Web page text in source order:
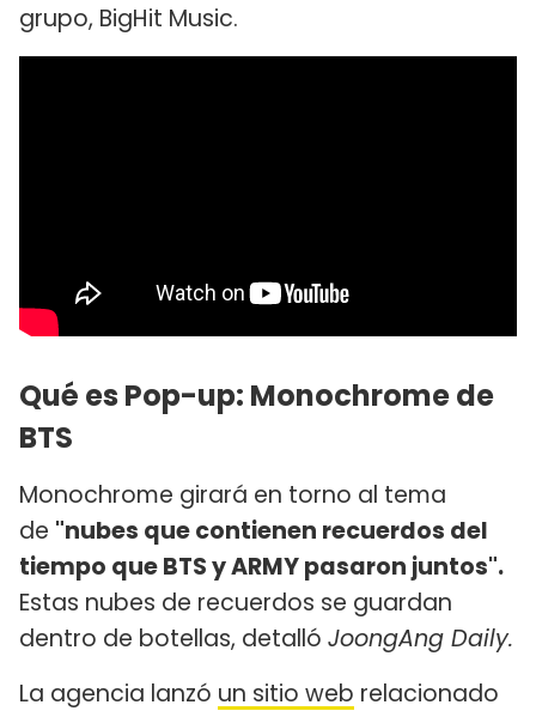
grupo, BigHit Music.
Qué es Pop-up: Monochrome de
BTS
Monochrome girará en torno al tema
de "nubes que contienen recuerdos del
tiempo que BTS y ARMY pasaron juntos".
Estas nubes de recuerdos se guardan
dentro de botellas, detalló JoongAng Daily.
La agencia lanzó un sitio web relacionado